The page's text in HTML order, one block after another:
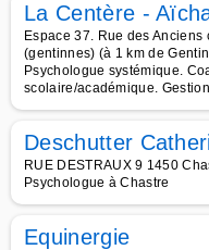
La Centère -
Espace 37. Rue des
(gentinnes) (à 1 km de
Psychologue systémique.
scolaire/académique.
Deschutter
RUE DESTRAUX 9 1450
Psychologue à Chastre
Equinergie